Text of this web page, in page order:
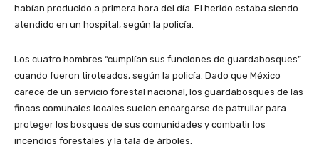
habían producido a primera hora del día. El herido estaba siendo
atendido en un hospital, según la policía.
Los cuatro hombres “cumplían sus funciones de guardabosques”
cuando fueron tiroteados, según la policía. Dado que México
carece de un servicio forestal nacional, los guardabosques de las
fincas comunales locales suelen encargarse de patrullar para
proteger los bosques de sus comunidades y combatir los
incendios forestales y la tala de árboles.